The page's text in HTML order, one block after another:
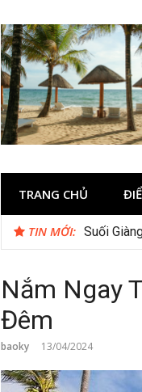
TRANG CHỦ
TIN MỚI: Checklist
Nắm Ngay
Đêm
baoky 13/04/2024